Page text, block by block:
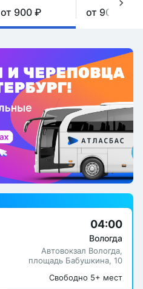
от 900 ₽ от 900 ₽
04:00
Вологда
Автовокзал Вологда,
площадь Бабушкина, 10
Свободно 5+ мест